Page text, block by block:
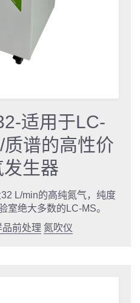
适用于LC-
谱的高性价
发生器
L/min的高纯氮气，纯度
室绝大多数的LC-MS。
品前处理 氮吹仪